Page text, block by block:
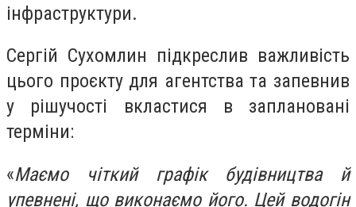
інфраструктури.
Сергій Сухомлин підкреслив важливість
цього проєкту для агентства та запевнив
у рішучості вкластися в заплановані
терміни:
«Маємо чіткий графік будівництва й
упевнені, що виконаємо його. Цей водогін